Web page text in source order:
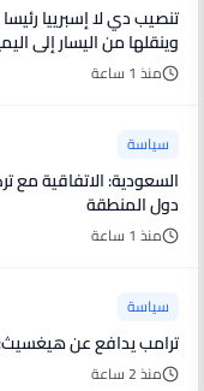
تنصيب دي لا إسبرييا
وينقلها من اليسار إلى
منذ 1 ساعة
سياسة
السعودية: الاتفاقية مع
دول المنطقة
منذ 1 ساعة
سياسة
ترامب يدافع عن
منذ 2 ساعة